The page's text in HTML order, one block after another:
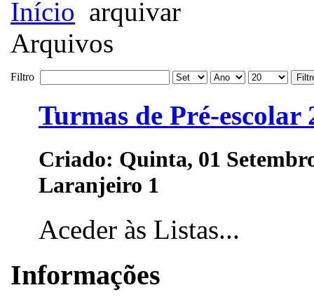
Início arquivar
Arquivos
Filtro
Turmas de Pré-escolar
Criado: Quinta, 01
Laranjeiro 1
Aceder às Listas...
Informações